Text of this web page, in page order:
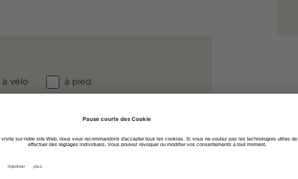
à vélo à pied